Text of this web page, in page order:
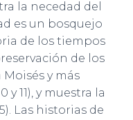
la necedad del
es un bosquejo
de los tiempos
de los
Moisés y más
y 11), y muestra la
Las historias de